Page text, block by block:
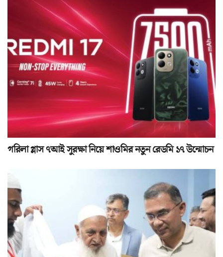
গরিলা গ্লাস ৭আই সুরক্ষা নিয়ে শাওমির নতুন রেডমি ১৭ উন্মোচন